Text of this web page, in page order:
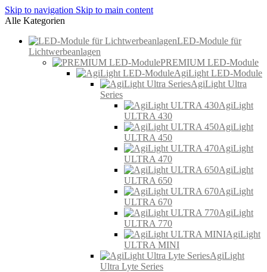
Skip to navigation Skip to main content
Alle Kategorien
LED-Module für
Lichtwerbeanlagen
PREMIUM LED-Module
AgiLight LED-Module
AgiLight Ultra
Series
AgiLight
ULTRA 430
AgiLight
ULTRA 450
AgiLight
ULTRA 470
AgiLight
ULTRA 650
AgiLight
ULTRA 670
AgiLight
ULTRA 770
AgiLight
ULTRA MINI
AgiLight
Ultra Lyte Series